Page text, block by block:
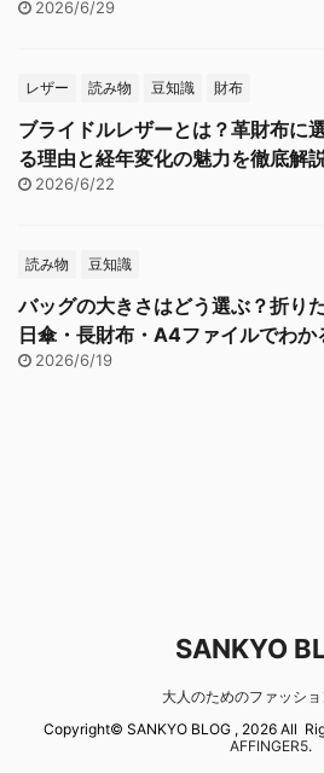
2026/6/29
レザー 読み物 豆知識 財布
ブライドルレザーとは？革財布に
る理由と経年変化の魅力を徹底解
2026/6/22
読み物 豆知識
バッグの大きさはどう選ぶ？折り
日傘・長財布・A4ファイルでわか
2026/6/19
SANKYO
大人のためのファッショ
Copyright© SANKYO BLOG , 2026 All
AFFINGER5.